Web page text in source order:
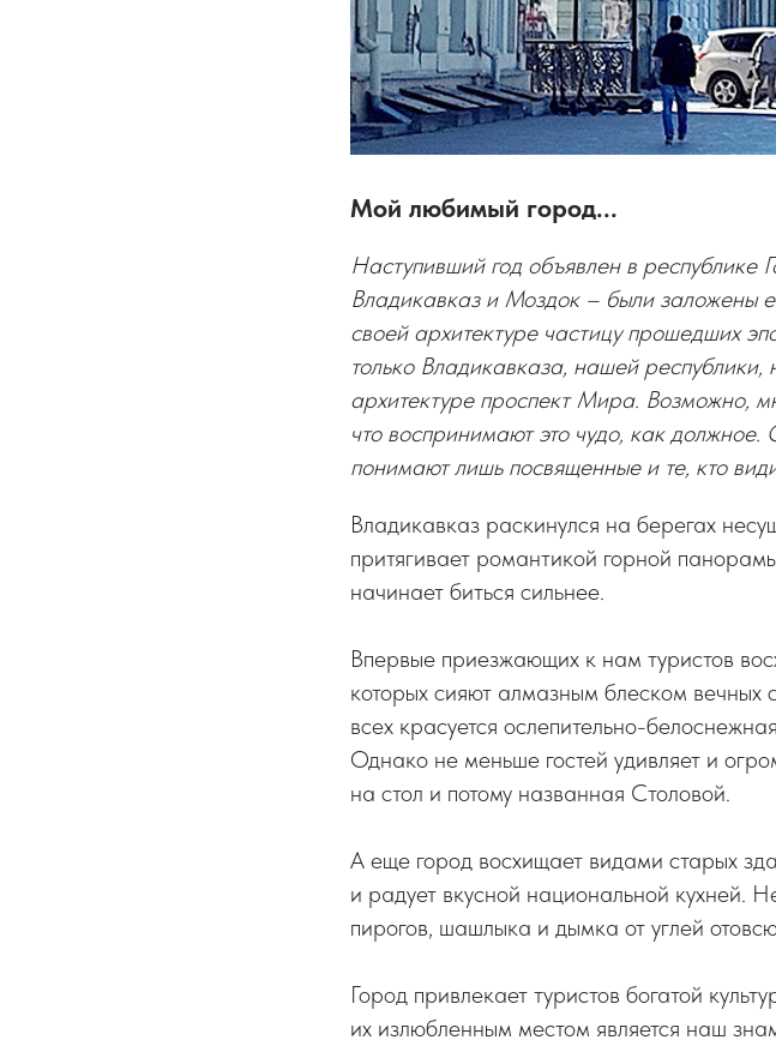
Мой любимый город...
Наступивший год объявлен в
Владикавказ и Моздок – были заложены
своей архитектуре частицу прошедших
только Владикавказа, нашей республики,
архитектуре проспект Мира. Возможно,
что воспринимают это чудо, как
понимают лишь посвященные и те, кто
Владикавказ раскинулся на берегах
притягивает романтикой горной
начинает биться сильнее.
Впервые приезжающих к нам туристов
которых сияют алмазным блеском вечных
всех красуется ослепительно-
Однако не меньше гостей удивляет и
на стол и потому названная Столовой.
А еще город восхищает видами старых
и радует вкусной национальной кухней.
пирогов, шашлыка и дымка от углей
Город привлекает туристов богатой
их излюбленным местом является наш